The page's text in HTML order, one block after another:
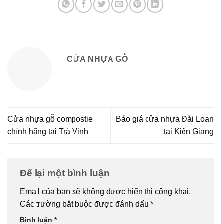
CỬA NHỰA GỖ
Cửa nhựa gỗ compostie
chính hãng tại Trà Vinh
Báo giá cửa nhựa Đài Loan
tại Kiên Giang
Để lại một bình luận
Email của bạn sẽ không được hiển thị công khai.
Các trường bắt buộc được đánh dấu *
Bình luận *